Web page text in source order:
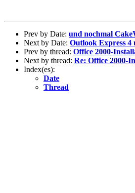
Prev by Date: und nochmal
Next by Date: Outlook Express 4
Prev by thread: Office 2000-
Next by thread: Re: Office 2000-
Index(es):
Date
Thread